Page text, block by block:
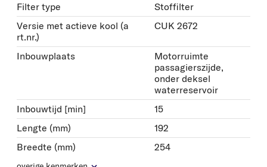
Filter type
Stoffilter
Versie met actieve kool (a
rt.nr.)
CUK 2672
Inbouwplaats
Motorruimte
passagierszijde,
onder deksel
waterreservoir
Inbouwtijd [min]
15
Lengte (mm)
192
Breedte (mm)
254